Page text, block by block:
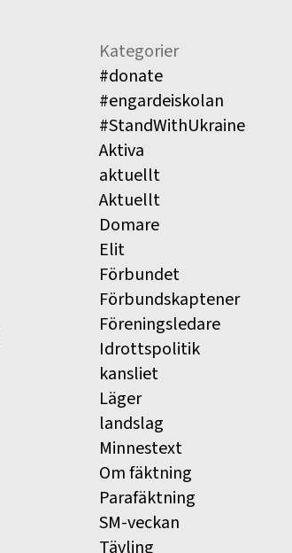
Kategorier
#donate
#engardeiskolan
#StandWithUkraine
Aktiva
aktuellt
Aktuellt
Domare
Elit
Förbundet
Förbundskaptener
Föreningsledare
Idrottspolitik
kansliet
Läger
landslag
Minnestext
Om fäktning
Parafäktning
SM-veckan
Tävling